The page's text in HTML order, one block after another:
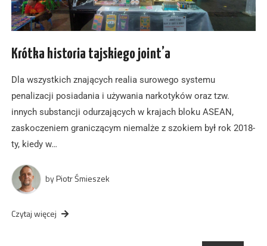
Krótka historia tajskiego joint’a
Dla wszystkich znających realia surowego systemu
penalizacji posiadania i używania narkotyków oraz tzw.
innych substancji odurzających w krajach bloku ASEAN,
zaskoczeniem graniczącym niemalże z szokiem był rok 2018-
ty, kiedy w…
byPiotr Śmieszek
Czytaj więcej